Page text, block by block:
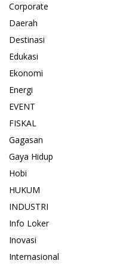
Corporate
Daerah
Destinasi
Edukasi
Ekonomi
Energi
EVENT
FISKAL
Gagasan
Gaya Hidup
Hobi
HUKUM
INDUSTRI
Info Loker
Inovasi
Internasional